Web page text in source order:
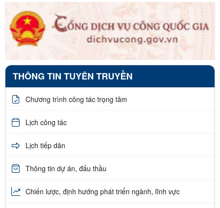
THÔNG TIN TUYÊN TRUYỀN
Chương trình công tác trọng tâm
Lịch công tác
Lịch tiếp dân
Thông tin dự án, đấu thầu
Chiến lược, định hướng phát triển ngành, lĩnh vực